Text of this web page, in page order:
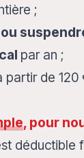
;
par an ;
partir de
, pour
déductible